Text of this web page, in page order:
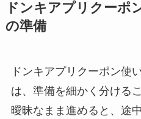
ドンキアプリクーポ
の準備
ドンキアプリクーポン使
は、準備を細かく分ける
曖昧なまま進めると、途